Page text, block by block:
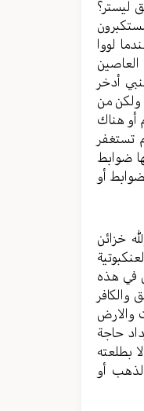
ليستر؟
لووا
أدخر
ولكن من
أو هناك
تستغفر
ضوابط
أو
خزائن
في هذه
والارض
حاجة
بطلعته
أو